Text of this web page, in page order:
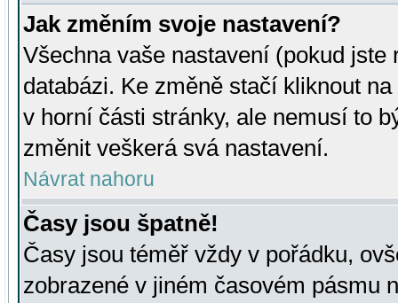
Jak změním svoje nastavení?
Všechna vaše nastavení (pokud
databázi. Ke změně stačí kliknout
v horní části stránky, ale nemusí to
změnit veškerá svá nastavení.
Návrat nahoru
Časy jsou špatně!
Časy jsou téměř vždy v pořádku,
zobrazené v jiném časovém pásmu